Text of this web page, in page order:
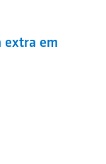
extra em